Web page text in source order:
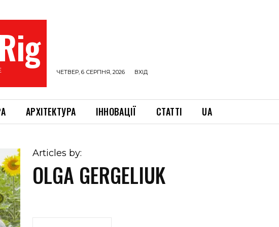
ЧЕТВЕР, 6 СЕРПНЯ, 2026 ВХІД
АРХІТЕКТУРА ІННОВАЦІЇ СТАТТІ UA
Articles by:
OLGA GERGELIUK